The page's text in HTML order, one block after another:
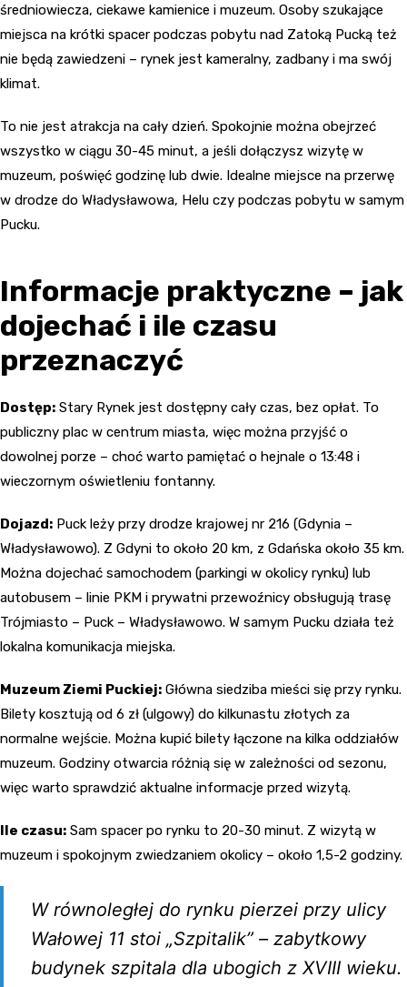
średniowiecza, ciekawe kamienice i muzeum. Osoby szukające
miejsca na krótki spacer podczas pobytu nad Zatoką Pucką też
nie będą zawiedzeni – rynek jest kameralny, zadbany i ma swój
klimat.
To nie jest atrakcja na cały dzień. Spokojnie można obejrzeć
wszystko w ciągu 30-45 minut, a jeśli dołączysz wizytę w
muzeum, poświęć godzinę lub dwie. Idealne miejsce na przerwę
w drodze do Władysławowa, Helu czy podczas pobytu w samym
Pucku.
Informacje praktyczne – jak
dojechać i ile czasu
przeznaczyć
Dostęp: Stary Rynek jest dostępny cały czas, bez opłat. To
publiczny plac w centrum miasta, więc można przyjść o
dowolnej porze – choć warto pamiętać o hejnale o 13:48 i
wieczornym oświetleniu fontanny.
Dojazd: Puck leży przy drodze krajowej nr 216 (Gdynia –
Władysławowo). Z Gdyni to około 20 km, z Gdańska około 35 km.
Można dojechać samochodem (parkingi w okolicy rynku) lub
autobusem – linie PKM i prywatni przewoźnicy obsługują trasę
Trójmiasto – Puck – Władysławowo. W samym Pucku działa też
lokalna komunikacja miejska.
Muzeum Ziemi Puckiej: Główna siedziba mieści się przy rynku.
Bilety kosztują od 6 zł (ulgowy) do kilkunastu złotych za
normalne wejście. Można kupić bilety łączone na kilka oddziałów
muzeum. Godziny otwarcia różnią się w zależności od sezonu,
więc warto sprawdzić aktualne informacje przed wizytą.
Ile czasu: Sam spacer po rynku to 20-30 minut. Z wizytą w
muzeum i spokojnym zwiedzaniem okolicy – około 1,5-2 godziny.
W równoległej do rynku pierzei przy ulicy
Wałowej 11 stoi „Szpitalik” – zabytkowy
budynek szpitala dla ubogich z XVIII wieku.